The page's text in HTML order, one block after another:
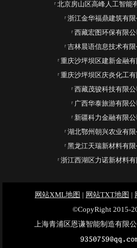
北京房山区高峰人工智能
浙江金华福鼎建筑有限
西藏宏图环保有限公
吉林晨语信息技术有限
重庆沙坪坝区建新金融有
重庆沙坪坝区庆炎化工有
西藏茂骏科技有限公
广西华泰旅游有限公
新疆科力金融有限公
湖北鄂州朝兴农业有限
黑龙江天瑞新材料有限
浙江西湖区力诺新材料有
网站XML地图 | 网站TXT地图 |
©CopyRight 2015-
上海青浦区恩谦智能制造有限